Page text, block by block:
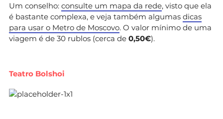
Um conselho: consulte um mapa da rede, visto que ela
é bastante complexa, e veja também algumas dicas
para usar o Metro de Moscovo. O valor mínimo de uma
viagem é de 30 rublos (cerca de 0,50€).
Teatro Bolshoi